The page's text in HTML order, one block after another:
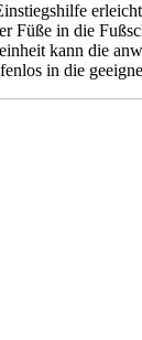
Füße in die
kann die
in die